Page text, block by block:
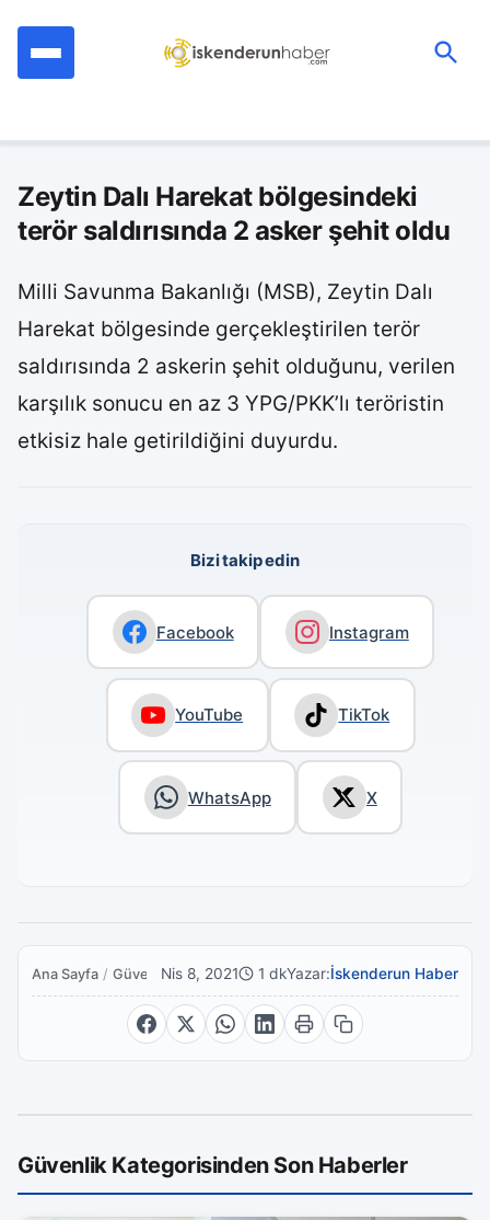
Zeytin Dalı Harekat bölgesindeki
terör saldırısında 2 asker şehit oldu
Milli Savunma Bakanlığı (MSB), Zeytin Dalı
Harekat bölgesinde gerçekleştirilen terör
saldırısında 2 askerin şehit olduğunu, verilen
karşılık sonucu en az 3 YPG/PKK’lı teröristin
etkisiz hale getirildiğini duyurdu.
Bizi takip edin
Facebook Instagram
YouTube TikTok
WhatsApp X
Ana Sayfa / GüvenlikNis 8, 2021 1 dkYazar:İskenderun Haber
Güvenlik Kategorisinden Son Haberler